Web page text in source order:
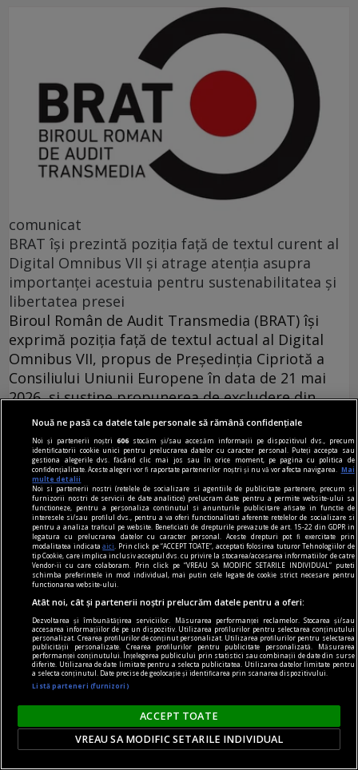
comunicat
BRAT își prezintă poziția față de textul curent al
Digital Omnibus VII și atrage atenția asupra
importanței acestuia pentru sustenabilitatea și
libertatea presei
Biroul Român de Audit Transmedia (BRAT) își
exprimă poziția față de textul actual al Digital
Omnibus VII, propus de Președinția Cipriotă a
Consiliului Uniunii Europene în data de 21 mai
2026, si susține propunerea de excludere din
acest proiect de lege a prevederii privind
gestionarea ...
confort
Confortul unei locuințe nu este dat doar de
dimensiunea spațiului sau de aspectul
Nouă ne pasă ca datele tale personale să rămână confidențiale
Noi și partenerii noștri606 stocăm și/sau accesăm informații pe dispozitivul dvs., precum
identificatorii cookie unici pentru prelucrarea datelor cu caracter personal. Puteți accepta sau
gestiona alegerile dvs. făcând clic mai jos sau în orice moment, pe pagina cu politica de
confidențialitate. Aceste alegeri vor fi raportate partenerilor noștri și nu vă vor afecta navigarea.
Mai
multe detalii
Noi si partenerii nostri (retelele de socializare si agentiile de publicitate partenere, precum si
furnizorii nostri de servicii de date analitice) prelucram date pentru a permite website-ului sa
functioneze, pentru a personaliza continutul si anunturile publicitare afisate in functie de
interesele si/sau profilul dvs., pentru a va oferi functionalitati aferente retelelor de socializare si
pentru a analiza traficul pe website. Beneficiati de drepturile prevazute de art. 15-22 din GDPR in
legatura cu prelucrarea datelor cu caracter personal. Aceste drepturi pot fi exercitate prin
modalitatea indicataaici
. Prin click pe “ACCEPT TOATE”, acceptati folosirea tuturor Tehnologiilor de
tip Cookie, care implica inclusiv acceptul dvs. cu privire la stocarea/accesarea informatiilor de catre
Vendor-ii cu care colaboram. Prin click pe “VREAU SA MODIFIC SETARILE INDIVIDUAL” puteti
schimba preferintele in mod individual, mai putin cele legate de cookie strict necesare pentru
functionarea website-ului.
Atât noi, cât și partenerii noștri prelucrăm datele pentru a oferi:
Dezvoltarea și îmbunătățirea serviciilor. Măsurarea performanței reclamelor. Stocarea și/sau
accesarea informațiilor de pe un dispozitiv. Utilizarea profilurilor pentru selectarea conținutului
personalizat. Crearea profilurilor de conținut personalizat. Utilizarea profilurilor pentru selectarea
publicității personalizate. Crearea profilurilor pentru publicitate personalizată. Măsurarea
performanței conținutului. Înțelegerea publicului prin statistici sau combinații de date din surse
diferite. Utilizarea de date limitate pentru a selecta publicitatea. Utilizarea datelor limitate pentru
a selecta conținutul. Date precise de geolocație și identificarea prin scanarea dispozitivului.
Listă parteneri (furnizori)
ACCEPT TOATE
VREAU SA MODIFIC SETARILE INDIVIDUAL